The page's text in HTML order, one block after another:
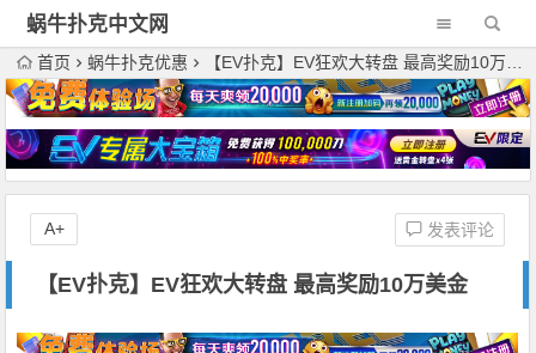
蜗牛扑克中文网
首页 蜗牛扑克优惠 【EV扑克】EV狂欢大转盘 最高奖励10万美金
【EV扑克】EV狂欢大转盘 最高奖励10万美金
发表评论
A+